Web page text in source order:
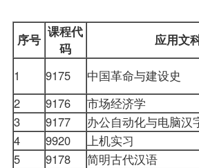
序号 课程代
码
应用文
1
9175 中国革命与建设史
2
9176 市场经济学
3
9177 办公自动化与电脑汉
4
9920 上机实习
5
9178 简明古代汉语